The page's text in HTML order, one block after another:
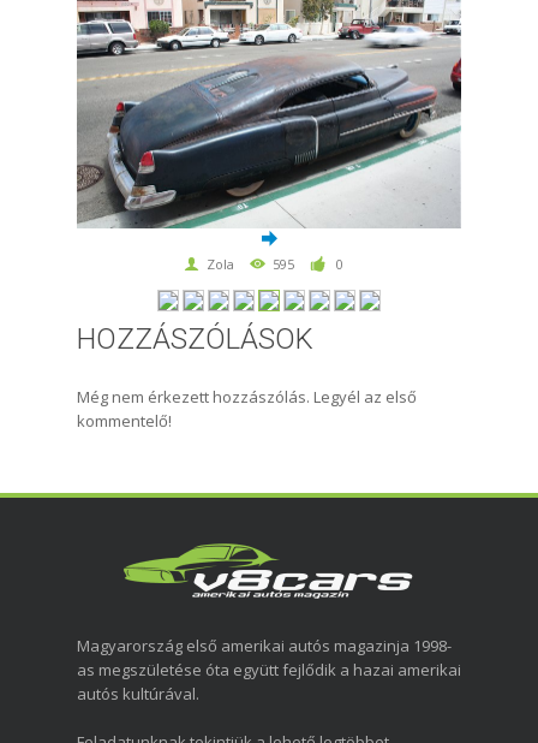
Zola 595 0
HOZZÁSZÓLÁSOK
Még nem érkezett hozzászólás. Legyél az első
kommentelő!
Magyarország első amerikai autós magazinja 1998-
as megszületése óta együtt fejlődik a hazai amerikai
autós kultúrával.